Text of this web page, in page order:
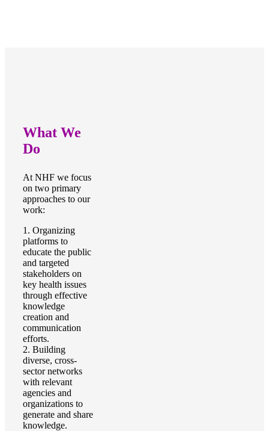
What We
Do
At NHF we focus
on two primary
approaches to our
work:
1. Organizing
platforms to
educate the public
and targeted
stakeholders on
key health issues
through effective
knowledge
creation and
communication
efforts.
2. Building
diverse, cross-
sector networks
with relevant
agencies and
organizations to
generate and share
knowledge.